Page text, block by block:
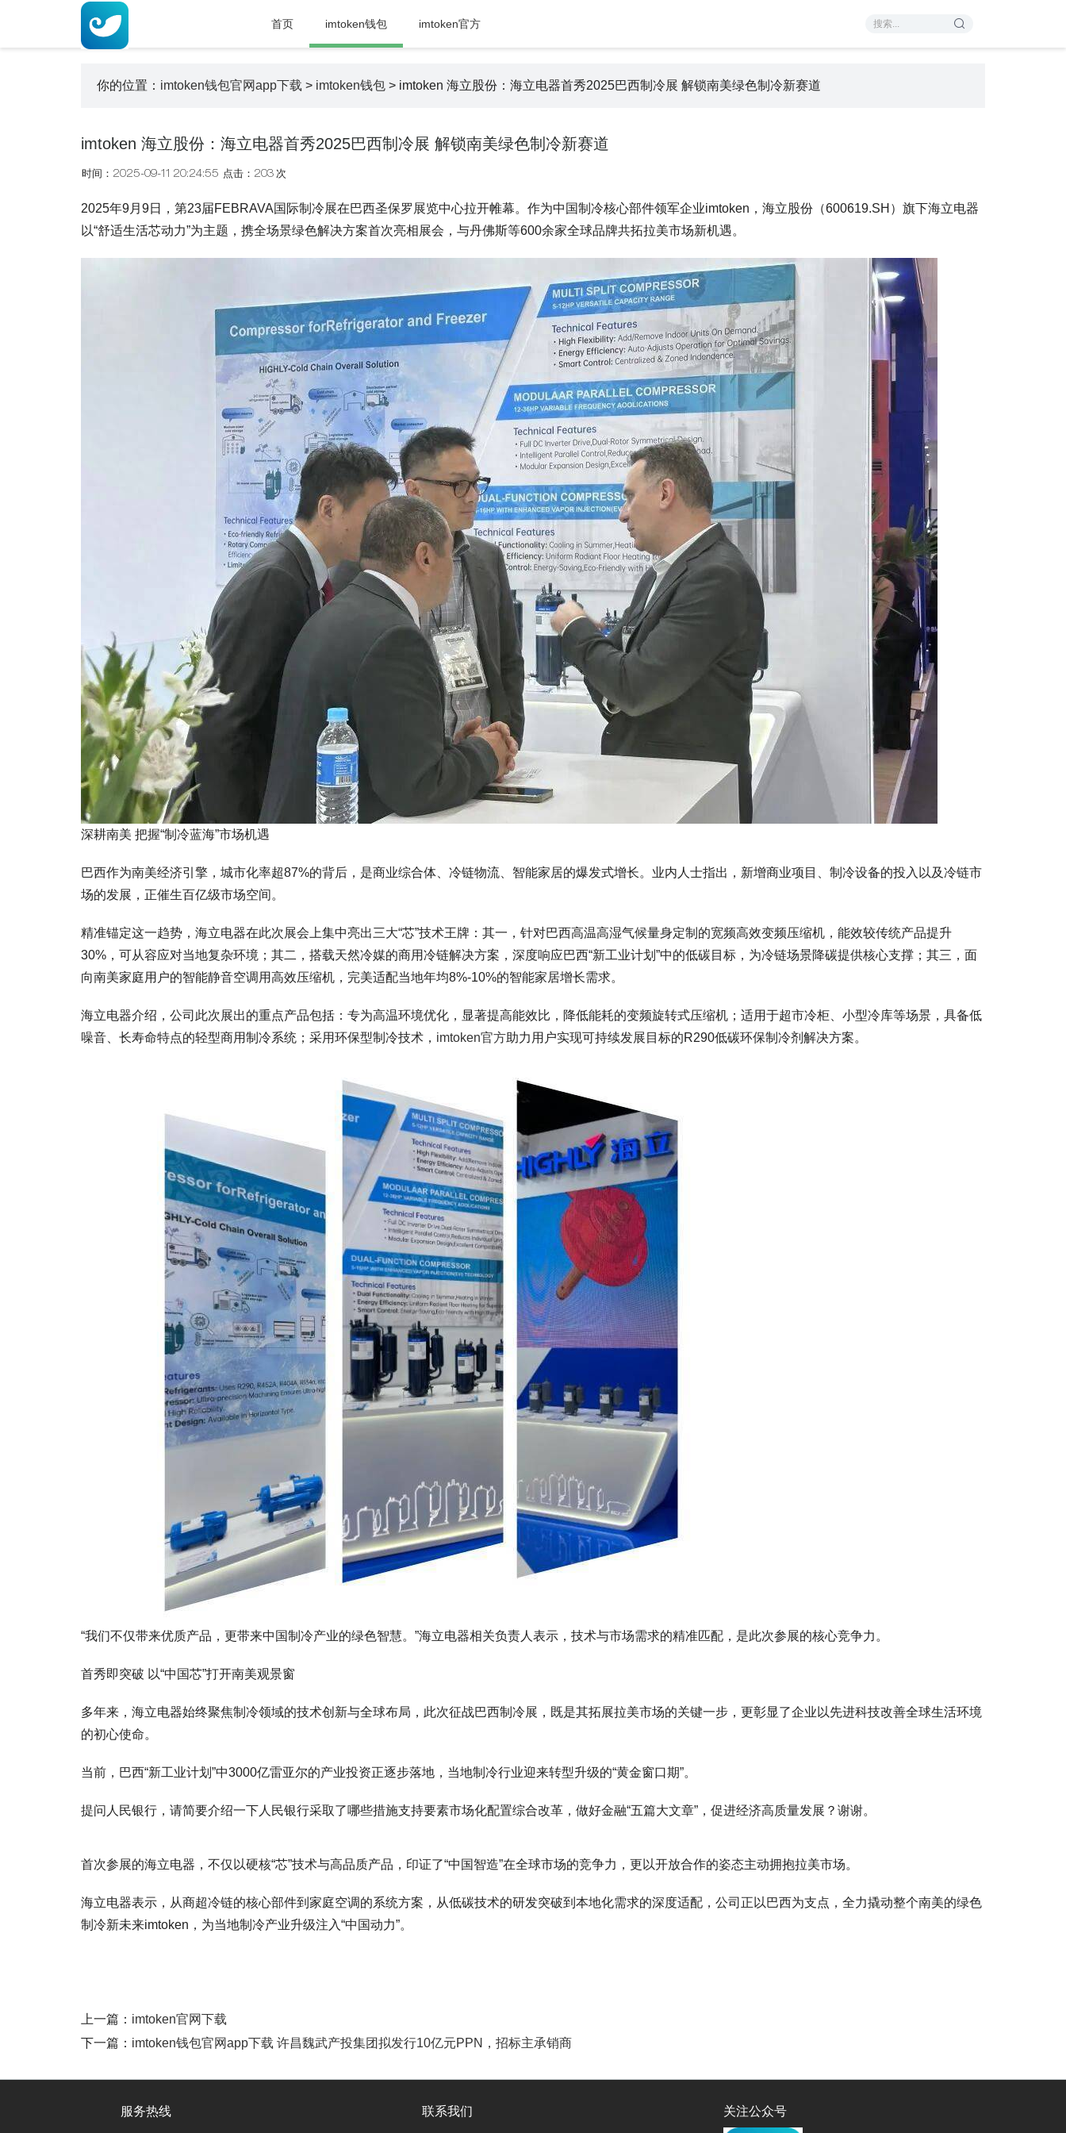
首页 imtoken钱包 imtoken官方
你的位置： imtoken钱包官网app下载 > imtoken钱包 > imtoken 海立股份：海立电器首秀2025巴西制冷展 解锁南美绿色制冷新赛道
imtoken 海立股份：海立电器首秀2025巴西制冷展 解锁南美绿色制冷新赛道
时间：2025-09-11 20:24:55 点击：203 次
2025年9月9日，第23届FEBRAVA国际制冷展在巴西圣保罗展览中心拉开帷幕。作为中国制冷核心部件领军企业imtoken，海立股份（600619.SH）旗下海立电器
以“舒适生活芯动力”为主题，携全场景绿色解决方案首次亮相展会，与丹佛斯等600余家全球品牌共拓拉美市场新机遇。
深耕南美 把握“制冷蓝海”市场机遇
巴西作为南美经济引擎，城市化率超87%的背后，是商业综合体、冷链物流、智能家居的爆发式增长。业内人士指出，新增商业项目、制冷设备的投入以及冷链市
场的发展，正催生百亿级市场空间。
精准锚定这一趋势，海立电器在此次展会上集中亮出三大“芯”技术王牌：其一，针对巴西高温高湿气候量身定制的宽频高效变频压缩机，能效较传统产品提升
30%，可从容应对当地复杂环境；其二，搭载天然冷媒的商用冷链解决方案，深度响应巴西“新工业计划”中的低碳目标，为冷链场景降碳提供核心支撑；其三，面
向南美家庭用户的智能静音空调用高效压缩机，完美适配当地年均8%-10%的智能家居增长需求。
海立电器介绍，公司此次展出的重点产品包括：专为高温环境优化，显著提高能效比，降低能耗的变频旋转式压缩机；适用于超市冷柜、小型冷库等场景，具备低
噪音、长寿命特点的轻型商用制冷系统；采用环保型制冷技术， imtoken官方助力用户实现可持续发展目标的R290低碳环保制冷剂解决方案。
“我们不仅带来优质产品，更带来中国制冷产业的绿色智慧。”海立电器相关负责人表示，技术与市场需求的精准匹配，是此次参展的核心竞争力。
首秀即突破 以“中国芯”打开南美观景窗
多年来，海立电器始终聚焦制冷领域的技术创新与全球布局，此次征战巴西制冷展，既是其拓展拉美市场的关键一步，更彰显了企业以先进科技改善全球生活环境
的初心使命。
当前，巴西“新工业计划”中3000亿雷亚尔的产业投资正逐步落地，当地制冷行业迎来转型升级的“黄金窗口期”。
提问人民银行，请简要介绍一下人民银行采取了哪些措施支持要素市场化配置综合改革，做好金融“五篇大文章”，促进经济高质量发展？谢谢。
首次参展的海立电器，不仅以硬核“芯”技术与高品质产品，印证了“中国智造”在全球市场的竞争力，更以开放合作的姿态主动拥抱拉美市场。
海立电器表示，从商超冷链的核心部件到家庭空调的系统方案，从低碳技术的研发突破到本地化需求的深度适配，公司正以巴西为支点，全力撬动整个南美的绿色
制冷新未来imtoken，为当地制冷产业升级注入“中国动力”。
上一篇： imtoken官网下载
下一篇： imtoken钱包官网app下载 许昌魏武产投集团拟发行10亿元PPN，招标主承销商
服务热线 联系我们 关注公众号